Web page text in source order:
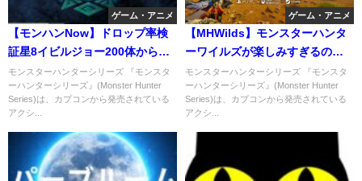
ゲーム・アニメ
【モンハンNow】ドロップ率検
証星8イビルジョー200体から唾
液は何回落ちるのか
モンスターハンターシリーズ 『モンスタ
ーハンターシリーズ』(Monster Hunter
Series)は、カプコンから発売されている
アクシ...
ゲーム・アニメ
【MHWilds】モンスターハンタ
ーワイルズが楽しみすぎるので
感想と考察をとにかく語りまく
る！
モンスターハンターシリーズ 『モンスタ
ーハンターシリーズ』(Monster Hunter
Series)は、カプコンから発売されている
アクシ...